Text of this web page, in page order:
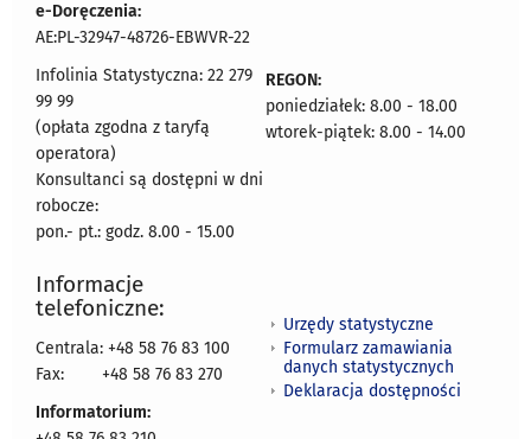
e-Doręczenia:
AE:PL-32947-48726-EBWVR-22
Infolinia Statystyczna: 22 279
99 99
(opłata zgodna z taryfą
operatora)
Konsultanci są dostępni w dni
robocze:
pon.- pt.: godz. 8.00 - 15.00
REGON:
poniedziałek: 8.00 - 18.00
wtorek-piątek: 8.00 - 14.00
Informacje
telefoniczne:
Centrala: +48 58 76 83 100
Fax:
+48 58 76 83 270
Informatorium:
Urzędy statystyczne
Formularz zamawiania
danych statystycznych
Deklaracja dostępności